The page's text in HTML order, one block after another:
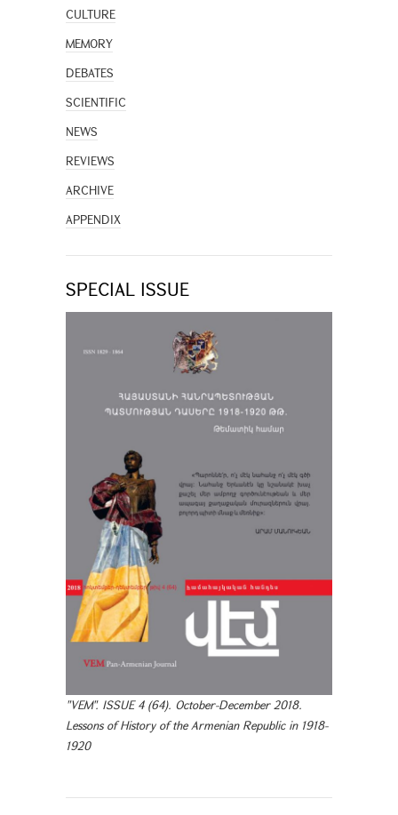
CULTURE
MEMORY
DEBATES
SCIENTIFIC
NEWS
REVIEWS
ARCHIVE
APPENDIX
SPECIAL ISSUE
"VEM". ISSUE 4 (64). October-December 2018.
Lessons of History of the Armenian Republic in 1918-
1920